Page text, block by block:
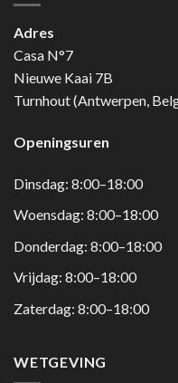
Adres
Casa N°7
Nieuwe Kaai 7B
Turnhout (Antwerpen,
Openingsuren
Dinsdag: 8:00–18:00
Woensdag: 8:00–18:00
Donderdag: 8:00–18:00
Vrijdag: 8:00–18:00
Zaterdag: 8:00–18:00
WETGEVING